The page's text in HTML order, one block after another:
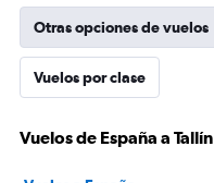
Otras opciones de vuelos
Vuelos por clase
Vuelos de España a Tallín